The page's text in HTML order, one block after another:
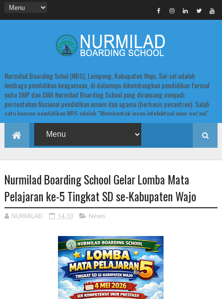
Nurmilad Boarding Schol (NBS), Lempong, Kabupaten Wajo, Sul-sel adalah
lembaga pendidikan keagamaan, di dalamnya dikembangkan pendidikan formal
yaitu SMP dan SMA Nurmilad Boarding School yang dirancang menjadi
percontohan Nasional pendidikan umum dan agama (berbasis pesantren). Salah
satu konsep pendidikan NBS adalah "Membentuk insan intelektual yang qur'ani".
Nurmilad Boarding School Gelar Lomba Mata
Pelajaran ke-5 Tingkat SD se-Kabupaten Wajo
NURMILAD 14.10 News